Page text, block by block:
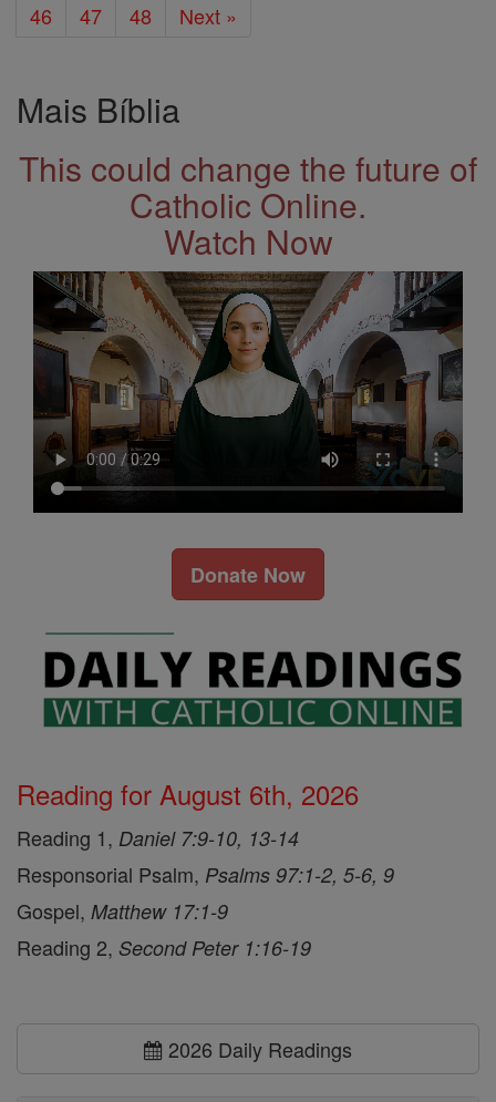
46
47 48 Next »
Mais Bíblia
This could change the future of
Catholic Online.
Watch Now
Donate Now
Reading for August 6th, 2026
Reading 1, Daniel 7:9-10, 13-14
Responsorial Psalm, Psalms 97:1-2, 5-6, 9
Gospel, Matthew 17:1-9
Reading 2, Second Peter 1:16-19
2026 Daily Readings